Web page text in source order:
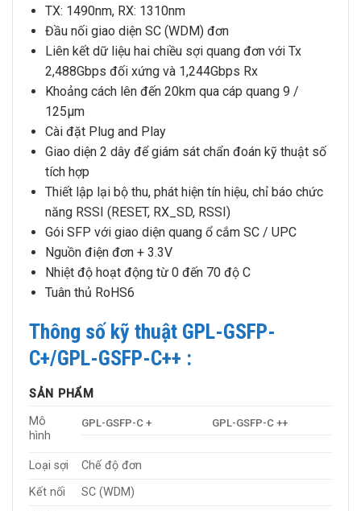
TX: 1490nm, RX: 1310nm
Đầu nối giao diện SC (WDM) đơn
Liên kết dữ liệu hai chiều sợi quang đơn với Tx
2,488Gbps đối xứng và 1,244Gbps Rx
Khoảng cách lên đến 20km qua cáp quang 9 /
125µm
Cài đặt Plug and Play
Giao diện 2 dây để giám sát chẩn đoán kỹ thuật số
tích hợp
Thiết lập lại bộ thu, phát hiện tín hiệu, chỉ báo chức
năng RSSI (RESET, RX_SD, RSSI)
Gói SFP với giao diện quang ổ cắm SC / UPC
Nguồn điện đơn + 3.3V
Nhiệt độ hoạt động từ 0 đến 70 độ C
Tuân thủ RoHS6
Thông số kỹ thuật GPL-GSFP-
C+/GPL-GSFP-C++ :
SẢN PHẨM
Mô
hình
GPL-GSFP-C + GPL-GSFP-C ++
Loại sợi
Chế độ đơn
Kết nối
SC (WDM)